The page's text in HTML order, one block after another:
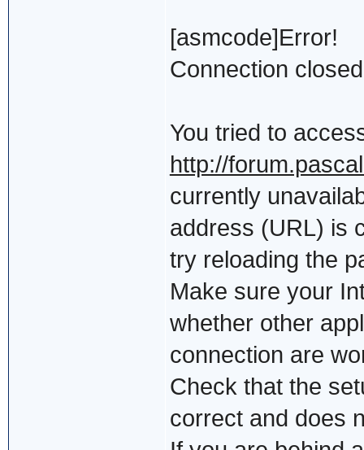
[asmcode]Error!
Connection
You tried to
http://
currently
address (URL) is
try reloading the
Make sure your
whether other
connection are
Check that the
correct and does